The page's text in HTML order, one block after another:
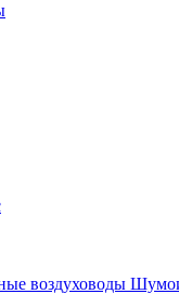
воздуховоды